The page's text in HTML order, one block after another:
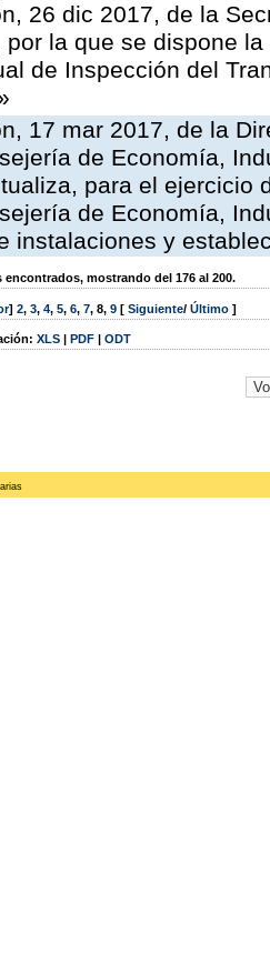
26 dic 2017, de la
por la que se dispone
de Inspección del
17 mar 2017, de la
de Economía,
para el ejercicio
de Economía,
instalaciones y
encontrados, mostrando del 176 al 200.
] 2, 3, 4, 5, 6, 7, 8, 9 [ Siguiente/ Último ]
XLS | PDF | ODT